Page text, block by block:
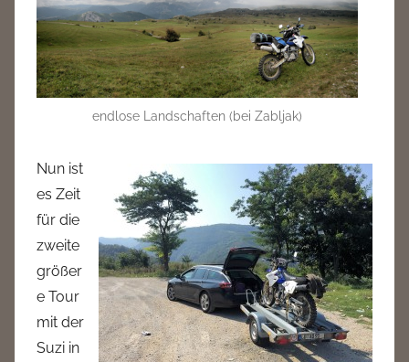
d
m
i
n
endlose Landschaften (bei Zabljak)
Nun ist
es Zeit
für die
zweite
größer
e Tour
mit der
Suzi in